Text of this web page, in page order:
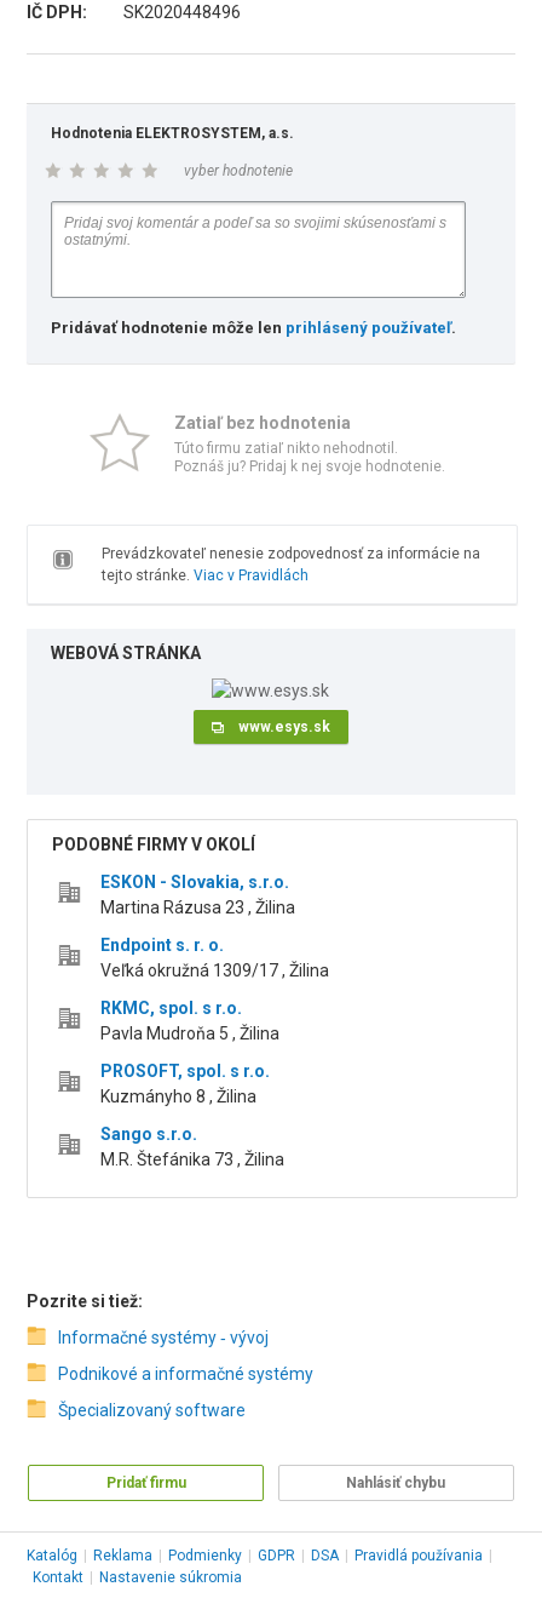
IČ DPH:
SK2020448496
Hodnotenia ELEKTROSYSTEM, a.s.
vyber hodnotenie
Pridávať hodnotenie môže len prihlásený používateľ.
Zatiaľ bez hodnotenia
Túto firmu zatiaľ nikto nehodnotil.
Poznáš ju? Pridaj k nej svoje hodnotenie.
Prevádzkovateľ nenesie zodpovednosť za informácie na
tejto stránke. Viac v Pravidlách
WEBOVÁ STRÁNKA
www.esys.sk
PODOBNÉ FIRMY V OKOLÍ
ESKON - Slovakia, s.r.o.
Martina Rázusa 23 , Žilina
Endpoint s. r. o.
Veľká okružná 1309/17 , Žilina
RKMC, spol. s r.o.
Pavla Mudroňa 5 , Žilina
PROSOFT, spol. s r.o.
Kuzmányho 8 , Žilina
Sango s.r.o.
M.R. Štefánika 73 , Žilina
Pozrite si tiež:
Informačné systémy ‑ vývoj
Podnikové a informačné systémy
Špecializovaný software
Pridať firmu Nahlásiť chybu
Katalóg Reklama Podmienky GDPR DSA Pravidlá používania
Kontakt
Nastavenie súkromia